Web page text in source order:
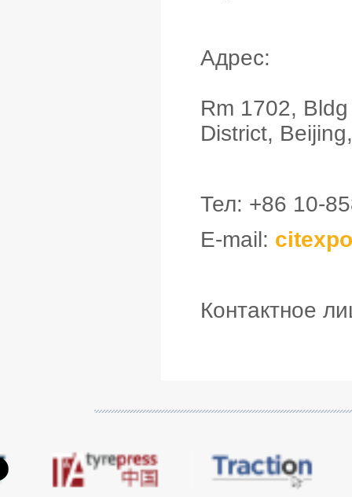
Адрес:
Rm 1702,
District,
Тел: +86 10-
E-mail:
Контактное